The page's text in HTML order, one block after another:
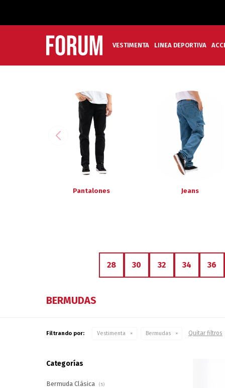
VESTIMENTA LINEA DEPORTIVA
Pantalones Jeans
28 30 32 34 36
BERMUDAS
Filtrando por: Vestimenta Bermudas Quitar filtros
Categorías
Bermuda Clásica (5)